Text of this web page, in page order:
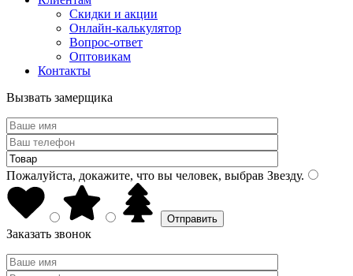
Скидки и акции
Онлайн-калькулятор
Вопрос-ответ
Оптовикам
Контакты
Вызвать замерщика
Пожалуйста, докажите, что вы человек, выбрав Звезду.
Заказать звонок